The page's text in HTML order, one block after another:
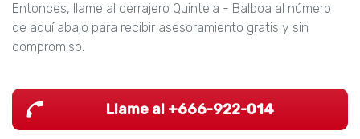
Entonces, llame al cerrajero Quintela - Balboa al número
de aquí abajo para recibir asesoramiento gratis y sin
compromiso.
Llame al +666-922-014